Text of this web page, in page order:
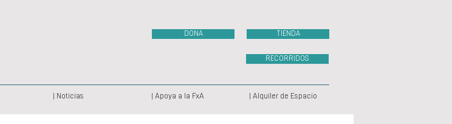
DONA TIENDA
RECORRIDOS
| Noticias | Apoya a la FxA | Alquiler de Espacio